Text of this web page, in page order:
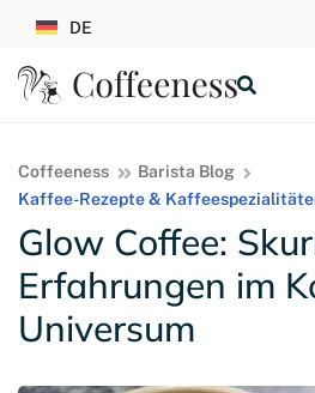
DE
Coffeeness
Barista Blog
Kaffee-Rezepte &
Glow Coffee:
Erfahrungen im
Universum